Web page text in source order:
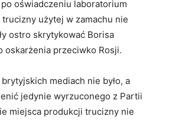
oświadczeniu laboratorium
użytej w zamachu nie
ostro skrytykować Borisa
oskarżenia przeciwko Rosji.
mediach nie było, a
jedynie wyrzuconego z Partii
miejsca produkcji trucizny nie